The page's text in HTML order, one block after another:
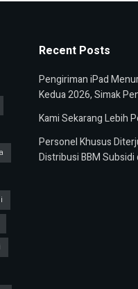
Recent Posts
Pengiriman iPad
Kedua 2026, Simak
Kami Sekarang Lebih
Personel Khusus
Distribusi BBM Subsidi